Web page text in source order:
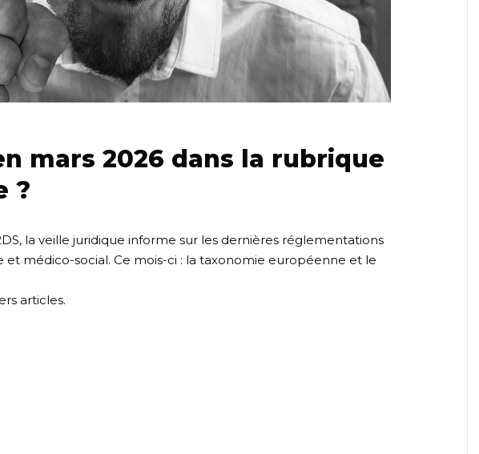
mars 2026 dans la rubrique
?
la veille juridique informe sur les dernières réglementations
médico-social. Ce mois-ci : la taxonomie européenne et le
articles.